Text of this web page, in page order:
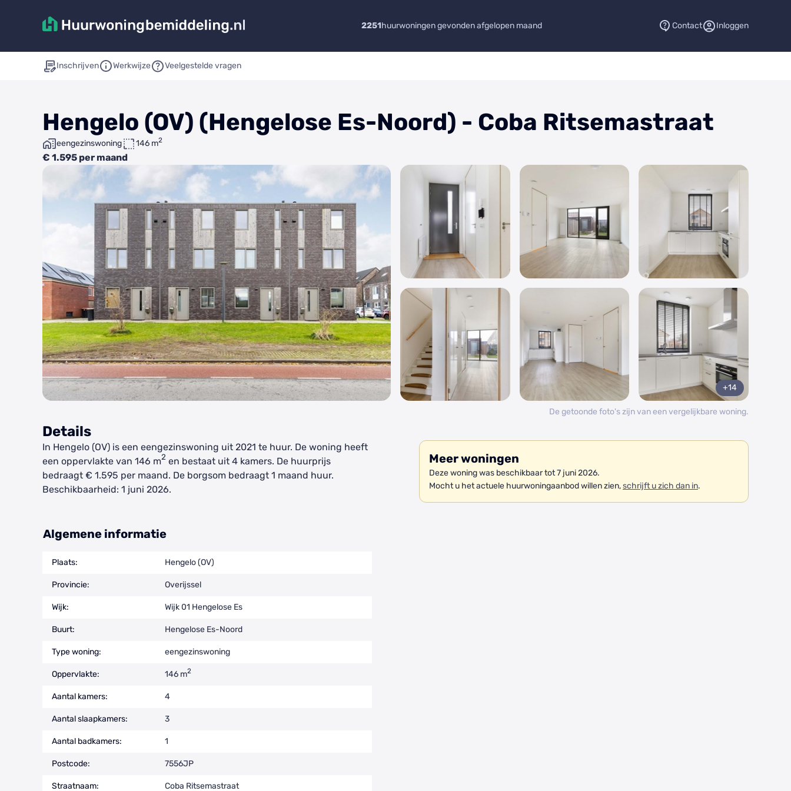
2251huurwoningen gevonden afgelopen maand Contact Inloggen
Inschrijven Werkwijze Veelgestelde vragen
Hengelo (OV) (Hengelose Es-Noord) - Coba Ritsemastraat
eengezinswoning 146 m2
€ 1.595 per maand
+14
De getoonde foto's zijn van een vergelijkbare woning.
Details
In Hengelo (OV) is een eengezinswoning uit 2021 te huur. De woning heeft
een oppervlakte van 146 m2 en bestaat uit 4 kamers. De huurprijs
bedraagt € 1.595 per maand. De borgsom bedraagt 1 maand huur.
Beschikbaarheid: 1 juni 2026.
Meer woningen
Deze woning was beschikbaar tot 7 juni 2026.
Mocht u het actuele huurwoningaanbod willen zien,schrijft u zich dan in.
Algemene informatie
Plaats: Hengelo (OV)
Provincie: Overijssel
Wijk: Wijk 01 Hengelose Es
Buurt: Hengelose Es-Noord
Type woning: eengezinswoning
Oppervlakte: 146 m2
Aantal kamers: 4
Aantal slaapkamers: 3
Aantal badkamers: 1
Postcode: 7556JP
Straatnaam: Coba Ritsemastraat